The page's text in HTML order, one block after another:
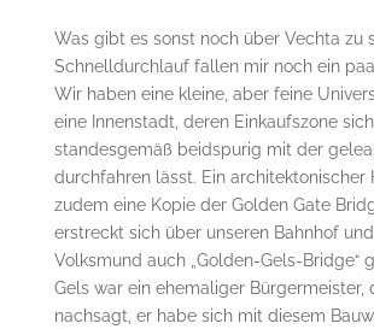
Was gibt es sonst noch über Vechta zu
Schnelldurchlauf fallen mir noch ein
Wir haben eine kleine, aber feine
eine Innenstadt, deren Einkaufszone
standesgemäß beidspurig mit der
durchfahren lässt. Ein architektonischer
zudem eine Kopie der Golden Gate
erstreckt sich über unseren Bahnhof
Volksmund auch „Golden-Gels-Bridge“
Gels war ein ehemaliger Bürgermeister,
nachsagt, er habe sich mit diesem